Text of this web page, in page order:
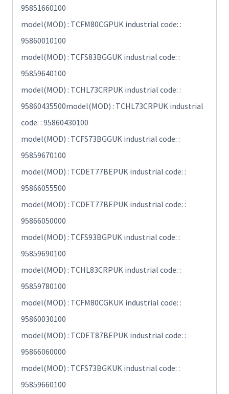
95851660100
model(MOD) : TCFM80CGPUK industrial code: :
95860010100
model(MOD) : TCFS83BGGUK industrial code: :
95859640100
model(MOD) : TCHL73CRPUK industrial code: :
95860435500model(MOD) : TCHL73CRPUK industrial
code: : 95860430100
model(MOD) : TCFS73BGGUK industrial code: :
95859670100
model(MOD) : TCDET77BEPUK industrial code: :
95866055500
model(MOD) : TCDET77BEPUK industrial code: :
95866050000
model(MOD) : TCFS93BGPUK industrial code: :
95859690100
model(MOD) : TCHL83CRPUK industrial code: :
95859780100
model(MOD) : TCFM80CGKUK industrial code: :
95860030100
model(MOD) : TCDET87BEPUK industrial code: :
95866060000
model(MOD) : TCFS73BGKUK industrial code: :
95859660100